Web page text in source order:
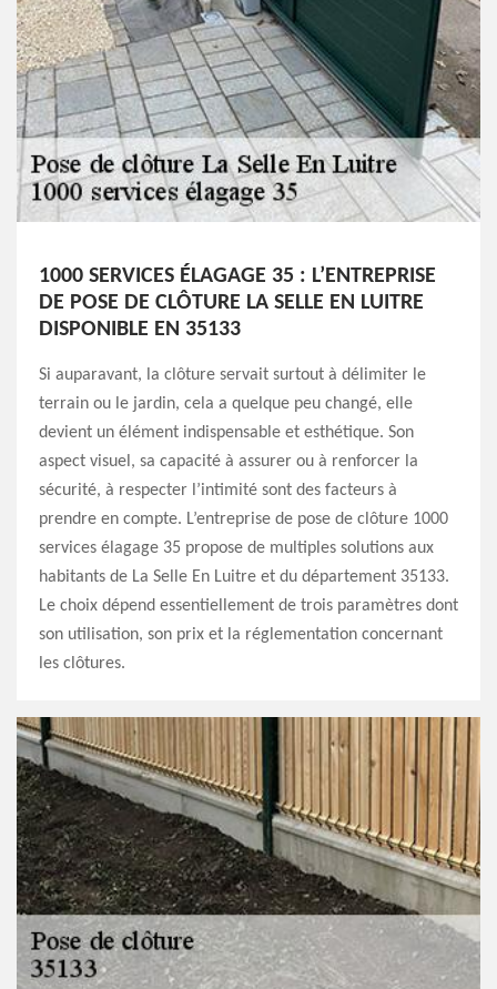
1000 SERVICES ÉLAGAGE 35 : L’ENTREPRISE
DE POSE DE CLÔTURE LA SELLE EN LUITRE
DISPONIBLE EN 35133
Si auparavant, la clôture servait surtout à délimiter le
terrain ou le jardin, cela a quelque peu changé, elle
devient un élément indispensable et esthétique. Son
aspect visuel, sa capacité à assurer ou à renforcer la
sécurité, à respecter l’intimité sont des facteurs à
prendre en compte. L’entreprise de pose de clôture 1000
services élagage 35 propose de multiples solutions aux
habitants de La Selle En Luitre et du département 35133.
Le choix dépend essentiellement de trois paramètres dont
son utilisation, son prix et la réglementation concernant
les clôtures.